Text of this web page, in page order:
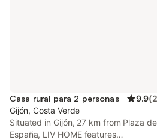
Casa rural para 2 personas 9.9(
Gijón, Costa Verde
Situated in Gijón, 27 km from Plaza de
España, LIV HOME features